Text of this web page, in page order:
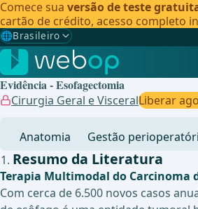
Comece sua versão de teste
cartão de crédito, acesso completo
🌐Brasileiro
Gewählte Sprache: Brasileiro
🇩🇪 Alemão
🇬🇧Inglês
🇧🇷
Evidência - Esofagectomia
Cirurgia Geral e VisceralLiberar
Anatomia Gestão
Resumo da Literatura
Terapia Multimodal do Carcinoma
Com cerca de 6.500 novos casos